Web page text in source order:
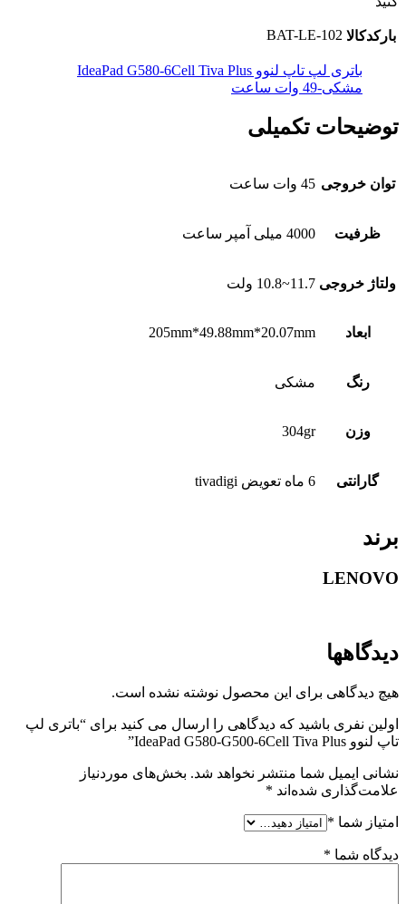
بارکدکالا BAT-LE-102
باتری لپ تاپ لنوو IdeaPad G580-6Cell Tiva Plus
مشکی-49 وات ساعت
توضیحات تکمیلی
توان خروجی 45 وات ساعت
ظرفیت 4000 میلی آمپر ساعت
ولتاژ خروجی 11.7~10.8 ولت
ابعاد 205mm*49.88mm*20.07mm
رنگ مشکی
وزن 304gr
گارانتی 6 ماه تعویض tivadigi
برند
LENOVO
دیدگاهها
هیچ دیدگاهی برای این محصول نوشته نشده است.
اولین نفری باشید که دیدگاهی را ارسال می کنید برای “باتری لپ
تاپ لنوو IdeaPad G580-G500-6Cell Tiva Plus”
نشانی ایمیل شما منتشر نخواهد شد. بخش‌های موردنیاز
علامت‌گذاری شده‌اند *
امتیاز شما *
دیدگاه شما *